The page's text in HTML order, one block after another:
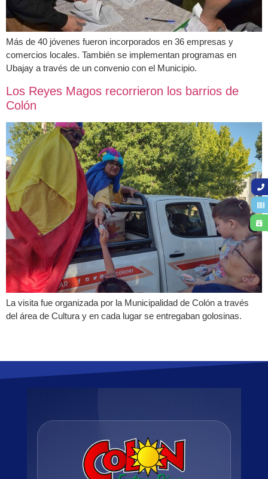
Más de 40 jóvenes fueron incorporados en 36 empresas y
comercios locales. También se implementan programas en
Ubajay a través de un convenio con el Municipio.
Los Reyes Magos recorrieron los barrios de
Colón
La visita fue organizada por la Municipalidad de Colón a través
del área de Cultura y en cada lugar se entregaban golosinas.